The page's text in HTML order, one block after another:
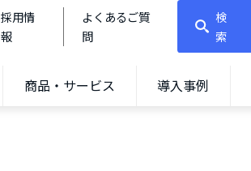
採用情
報
よくあるご質
問
検
索
商品・サービス 導入事例